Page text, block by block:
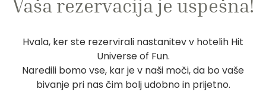
Vaša rezervacija je uspešna!
Hvala, ker ste rezervirali nastanitev v hotelih Hit
Universe of Fun.
Naredili bomo vse, kar je v naši moči, da bo vaše
bivanje pri nas čim bolj udobno in prijetno.